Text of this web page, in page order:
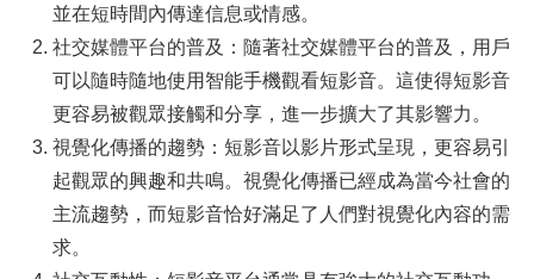
並在短時間內傳達信息或情感。
社交媒體平台的普及：隨著社交媒體平台的普及，用戶
可以隨時隨地使用智能手機觀看短影音。這使得短影音
更容易被觀眾接觸和分享，進一步擴大了其影響力。
視覺化傳播的趨勢：短影音以影片形式呈現，更容易引
起觀眾的興趣和共鳴。視覺化傳播已經成為當今社會的
主流趨勢，而短影音恰好滿足了人們對視覺化內容的需
求。